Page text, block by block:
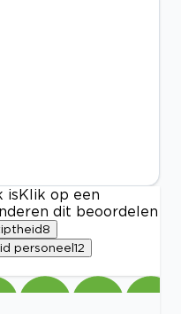
is Klik op een
dit beoordelen
8
personeel 12